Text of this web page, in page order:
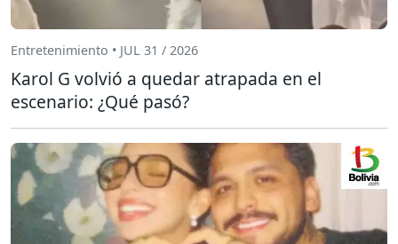
Entretenimiento • JUL 31 / 2026
Karol G volvió a quedar atrapada en el
escenario: ¿Qué pasó?